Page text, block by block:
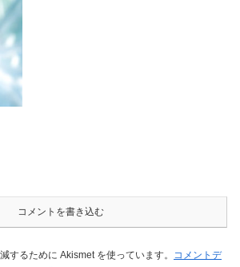
コメントを書き込む
するために Akismet を使っています。 コメントデ